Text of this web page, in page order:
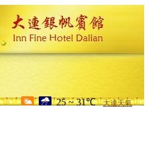
25 ~ 31℃ 大連天氣